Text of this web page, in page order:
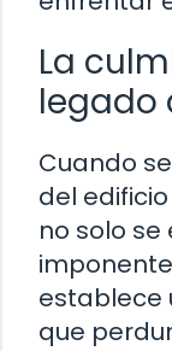
La
legado
Cuando
del
no solo
establece
que